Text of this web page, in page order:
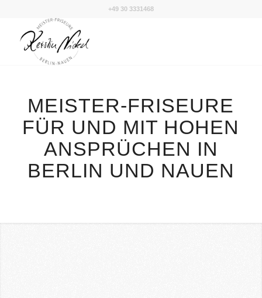
+49 30 3331468
MEISTER-FRISEURE
FÜR UND MIT HOHEN
ANSPRÜCHEN IN
BERLIN UND NAUEN